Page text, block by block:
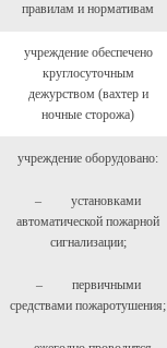
правилам и нормативам
учреждение обеспечено
круглосуточным
дежурством (вахтер и
ночные сторожа)
учреждение оборудовано:
– установками
автоматической пожарной
сигнализации;
– первичными
средствами пожаротушения;